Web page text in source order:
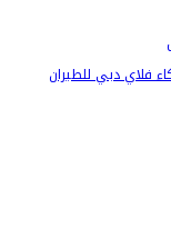
فلاي دبي للطيران